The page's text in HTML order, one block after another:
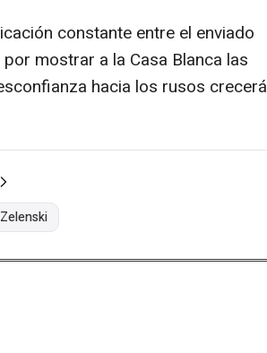
constante entre el enviado
mostrar a la Casa Blanca las
hacia los rusos crecerá